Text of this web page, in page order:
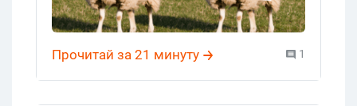
Прочитай за 21 минуту 1